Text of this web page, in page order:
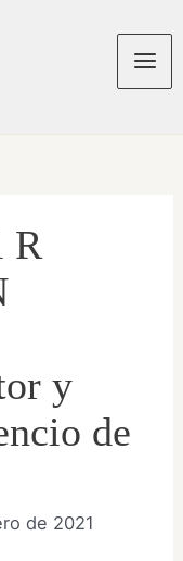
R
y
de
de 2021